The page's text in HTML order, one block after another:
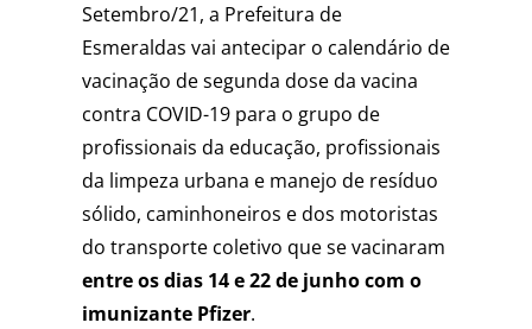
Setembro/21, a Prefeitura de
Esmeraldas vai antecipar o calendário de
vacinação de segunda dose da vacina
contra COVID-19 para o grupo de
profissionais da educação, profissionais
da limpeza urbana e manejo de resíduo
sólido, caminhoneiros e dos motoristas
do transporte coletivo que se vacinaram
entre os dias 14 e 22 de junho com o
imunizante Pfizer.